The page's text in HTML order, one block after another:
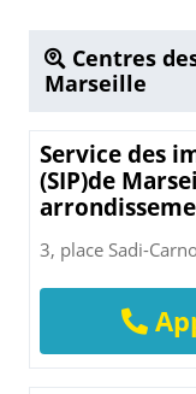
Centres
Marseille
Service des
(SIP)de
3, place Sadi-